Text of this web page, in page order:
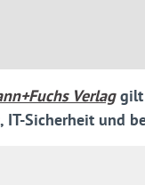
einen breiten
Verlaggilt
IT-Sicherheit und